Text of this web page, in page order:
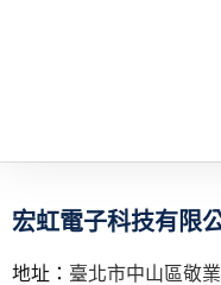
宏虹電子科技有限
地址： 臺北市中山區敬